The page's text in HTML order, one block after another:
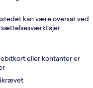
kan være oversat ved
eller kontanter er